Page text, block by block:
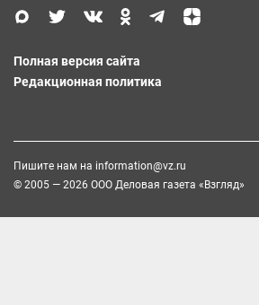
Полная версия сайта
Редакционная политика
Пишите нам на information@vz.ru
© 2005 — 2026 ООО Деловая газета «Взгляд»